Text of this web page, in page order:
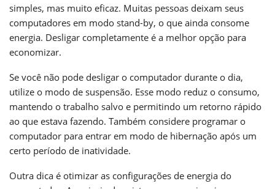
simples, mas muito eficaz. Muitas pessoas deixam seus
computadores em modo stand-by, o que ainda consome
energia. Desligar completamente é a melhor opção para
economizar.
Se você não pode desligar o computador durante o dia,
utilize o modo de suspensão. Esse modo reduz o consumo,
mantendo o trabalho salvo e permitindo um retorno rápido
ao que estava fazendo. Também considere programar o
computador para entrar em modo de hibernação após um
certo período de inatividade.
Outra dica é otimizar as configurações de energia do